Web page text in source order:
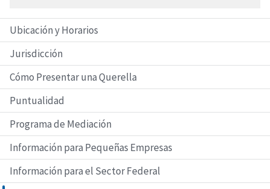
Ubicación y Horarios
Jurisdicción
Cómo Presentar una Querella
Puntualidad
Programa de Mediación
Información para Pequeñas Empresas
Información para el Sector Federal